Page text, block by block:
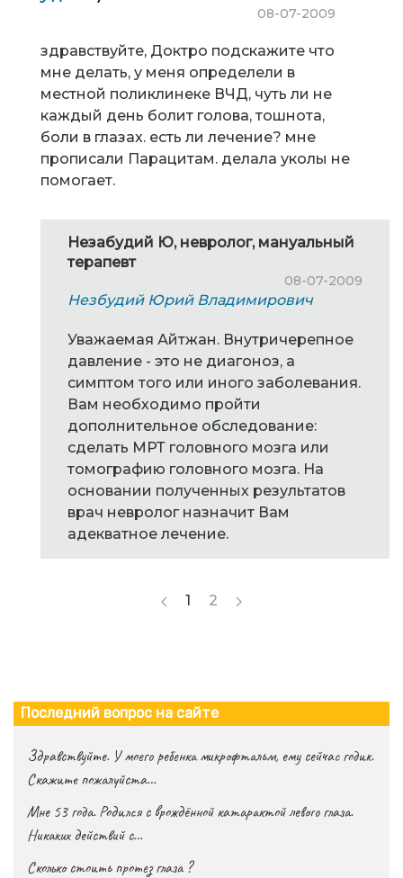
08-07-2009
здравствуйте, Доктро подскажите что
мне делать, у меня определели в
местной поликлинеке ВЧД, чуть ли не
каждый день болит голова, тошнота,
боли в глазах. есть ли лечение? мне
прописали Парацитам. делала уколы не
помогает.
Незабудий Ю, невролог, мануальный
терапевт
08-07-2009
Незбудий Юрий Владимирович
Уважаемая Айтжан. Внутричерепное
давление - это не диагоноз, а
симптом того или иного заболевания.
Вам необходимо пройти
дополнительное обследование:
сделать МРТ головного мозга или
томографию головного мозга. На
основании полученных результатов
врач невролог назначит Вам
адекватное лечение.
1 2
Последний вопрос на сайте
Здравствуйте. У моего ребенка микрофтальм, ему сейчас годик.
Скажите пожалуйста…
Мне 53 года. Родился с врождённой катарактой левого глаза.
Никаких действий с…
Сколько стоить протез глаза ?